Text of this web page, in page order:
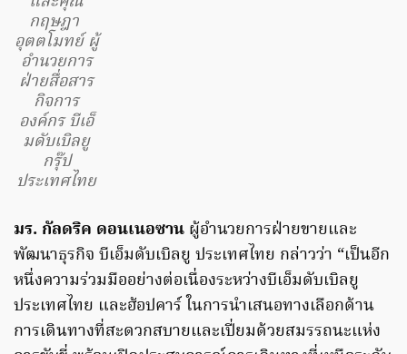
กฤษฎา
อุตตโมทย์ ผู้
อำนวยการ
ฝ่ายสื่อสาร
กิจการ
องค์กร บีเอ็
มดับเบิลยู
กรุ๊ป
ประเทศไทย
มร. กัลดริค ดอนเนอซาน ผู้อำนวยการฝ่ายขายและ
พัฒนาธุรกิจ บีเอ็มดับเบิลยู ประเทศไทย กล่าวว่า “เป็นอีก
หนึ่งความร่วมมืออย่างต่อเนื่องระหว่างบีเอ็มดับเบิลยู
ประเทศไทย และฮ้อปคาร์ ในการนำเสนอทางเลือกด้าน
การเดินทางที่สะดวกสบายและเปี่ยมด้วยสมรรถนะแห่ง